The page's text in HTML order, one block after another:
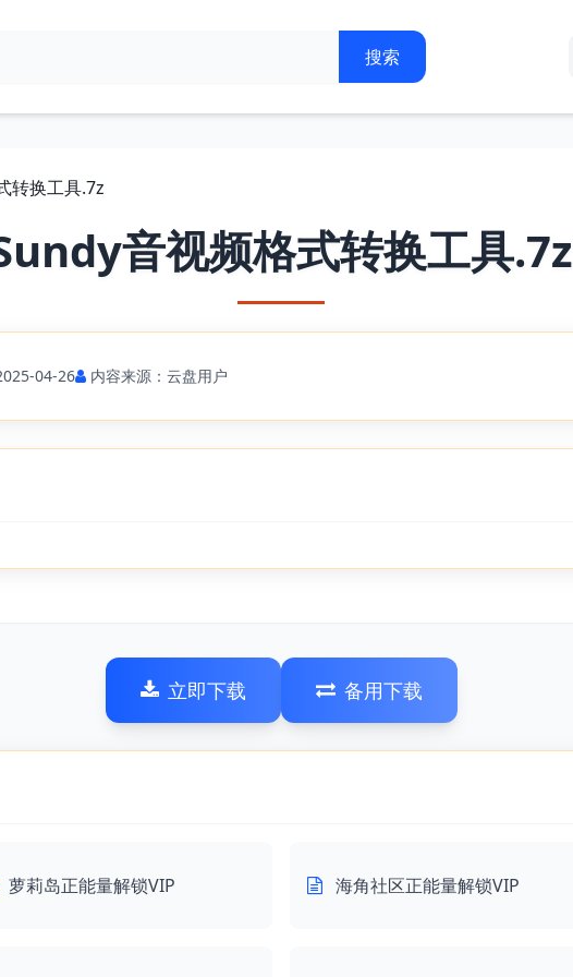
转换工具.7z
音视频格式转换工具.7z
04-26 内容来源：云盘用户
立即下载 备用下载
萝莉岛正能量解锁VIP 海角社区正能量解锁VIP